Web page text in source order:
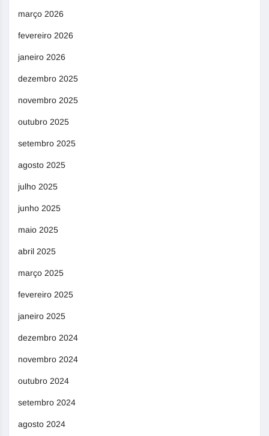
março 2026
fevereiro 2026
janeiro 2026
dezembro 2025
novembro 2025
outubro 2025
setembro 2025
agosto 2025
julho 2025
junho 2025
maio 2025
abril 2025
março 2025
fevereiro 2025
janeiro 2025
dezembro 2024
novembro 2024
outubro 2024
setembro 2024
agosto 2024